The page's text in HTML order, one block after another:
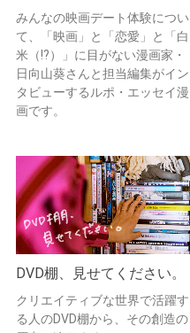
みんなの映画デート体験につい
て、「映画」と「恋愛」と「白
米（!?）」に目がない漫画家・
日向山葵さんと担当編集がイン
タビューするルポ・エッセイ漫
画です。
DVD棚、見せてください。
クリエイティブな世界で活躍す
る人のDVD棚から、その創造の